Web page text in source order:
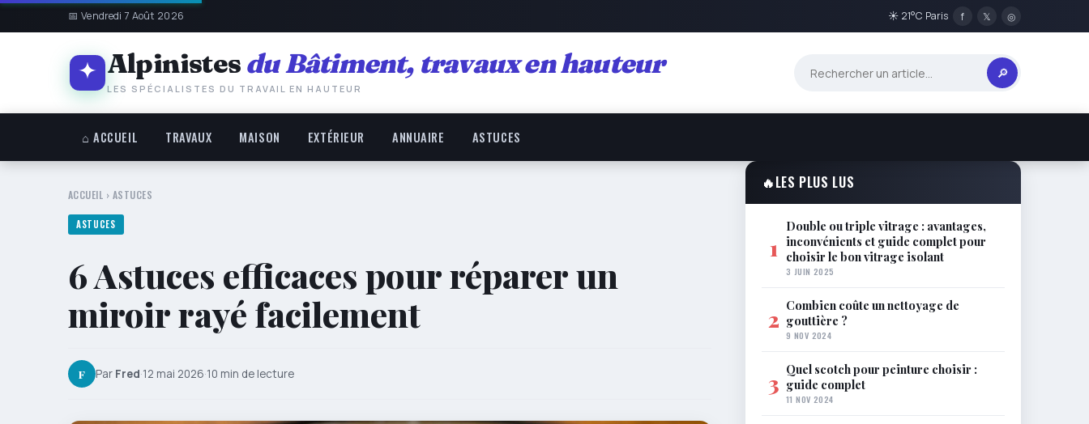
📅 Vendredi 7 Août 2026 ☀ 21°C Paris f 𝕏 ◎
Alpinistes du Bâtiment, travaux en hauteur
LES SPÉCIALISTES DU TRAVAIL EN HAUTEUR
🔎
⌂ ACCUEIL TRAVAUX MAISON EXTÉRIEUR ANNUAIRE ASTUCES
ACCUEIL › ASTUCES
ASTUCES
6 Astuces efficaces pour réparer un
miroir rayé facilement
F Par Fred·12 mai 2026·10 min de lecture
🔥LES PLUS LUS
1
Double ou triple vitrage : avantages,
inconvénients et guide complet pour
choisir le bon vitrage isolant
3 JUIN 2025
2 Combien coûte un nettoyage de
gouttière ?
9 NOV 2024
3 Quel scotch pour peinture choisir :
guide complet
11 NOV 2024